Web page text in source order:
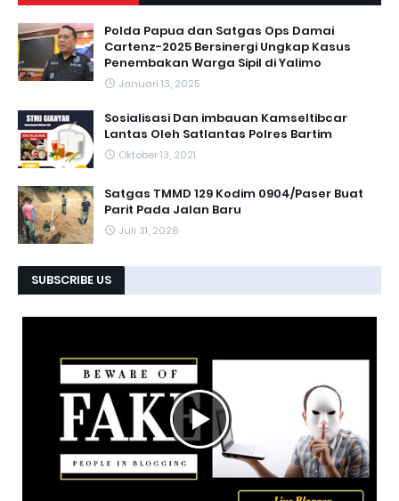
Polda Papua dan Satgas Ops Damai
Cartenz-2025 Bersinergi Ungkap Kasus
Penembakan Warga Sipil di Yalimo
Januari 13, 2025
Sosialisasi Dan imbauan Kamseltibcar
Lantas Oleh Satlantas Polres Bartim
Oktober 13, 2021
Satgas TMMD 129 Kodim 0904/Paser Buat
Parit Pada Jalan Baru
Juli 31, 2026
SUBSCRIBE US